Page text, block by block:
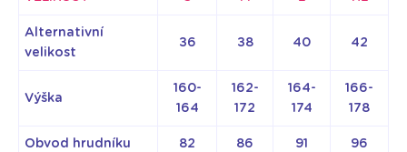
Alternativní
velikost
36 38 40 42
Výška
160-
164
162-
172
164-
174
166-
178
Obvod hrudníku 82 86 91 96